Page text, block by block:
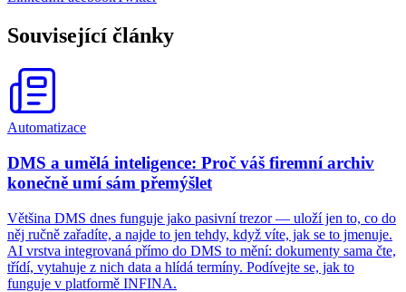
Související články
Automatizace
DMS a umělá inteligence: Proč váš firemní archiv
konečně umí sám přemýšlet
Většina DMS dnes funguje jako pasivní trezor — uloží jen to, co do
něj ručně zařadíte, a najde to jen tehdy, když víte, jak se to jmenuje.
AI vrstva integrovaná přímo do DMS to mění: dokumenty sama čte,
třídí, vytahuje z nich data a hlídá termíny. Podívejte se, jak to
funguje v platformě INFINA.